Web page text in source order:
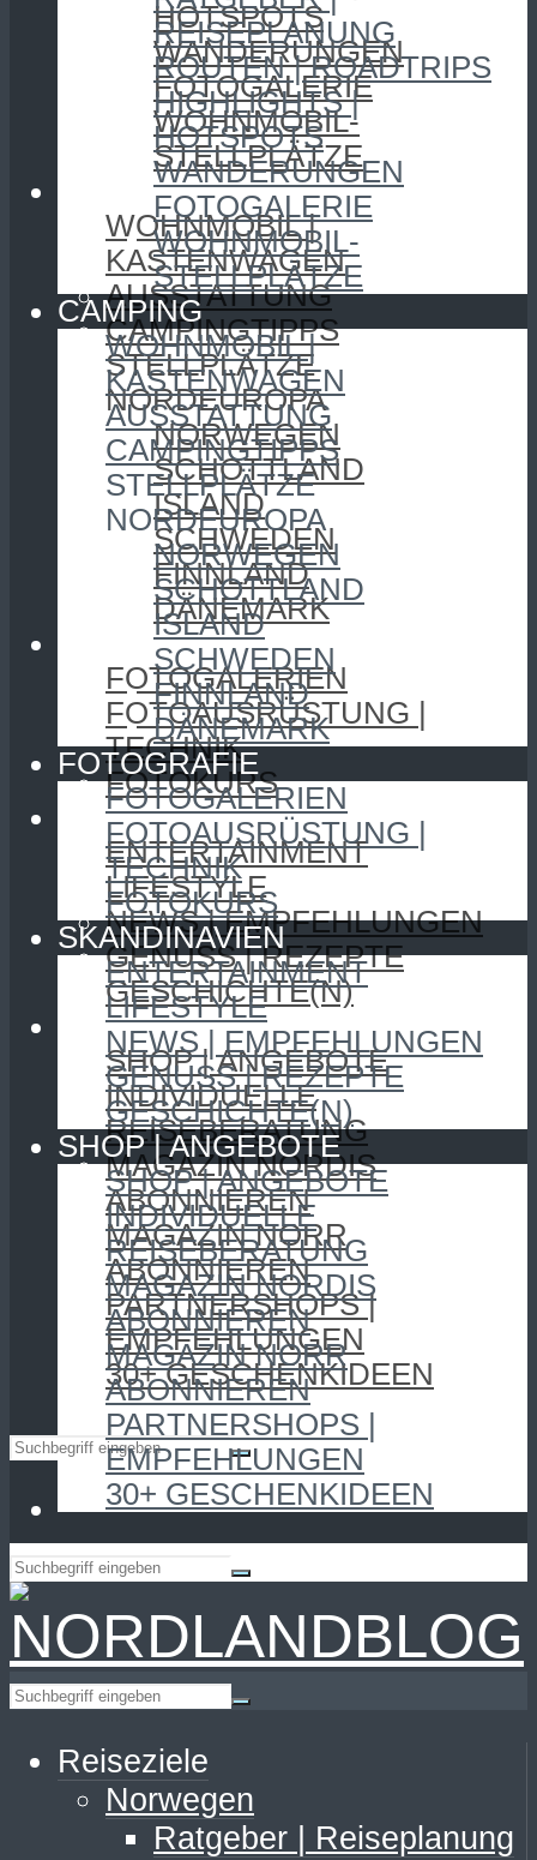
HOTSPOTS
WANDERUNGEN
FOTOGALERIE
WOHNMOBIL-
STELLPLÄTZE
CAMPING
WOHNMOBIL |
KASTENWAGEN
AUSSTATTUNG
CAMPINGTIPPS
STELLPLÄTZE
NORDEUROPA
NORWEGEN
SCHOTTLAND
ISLAND
SCHWEDEN
FINNLAND
DÄNEMARK
FOTOGRAFIE
FOTOGALERIEN
FOTOAUSRÜSTUNG |
TECHNIK
FOTOKURS
SKANDINAVIEN
ENTERTAINMENT
LIFESTYLE
NEWS | EMPFEHLUNGEN
GENUSS | REZEPTE
GESCHICHTE(N)
SHOP | ANGEBOTE
SHOP | ANGEBOTE
INDIVIDUELLE
REISEBERATUNG
MAGAZIN NORDIS
ABONNIEREN
MAGAZIN NORR
ABONNIEREN
PARTNERSHOPS |
EMPFEHLUNGEN
30+ GESCHENKIDEEN
REISEPLANUNG
ROUTEN | ROADTRIPS
HIGHLIGHTS |
HOTSPOTS
WANDERUNGEN
FOTOGALERIE
WOHNMOBIL-
STELLPLÄTZE
CAMPING
WOHNMOBIL |
KASTENWAGEN
AUSSTATTUNG
CAMPINGTIPPS
STELLPLÄTZE
NORDEUROPA
NORWEGEN
SCHOTTLAND
ISLAND
SCHWEDEN
FINNLAND
DÄNEMARK
FOTOGRAFIE
FOTOGALERIEN
FOTOAUSRÜSTUNG |
TECHNIK
FOTOKURS
SKANDINAVIEN
ENTERTAINMENT
LIFESTYLE
NEWS | EMPFEHLUNGEN
GENUSS | REZEPTE
GESCHICHTE(N)
SHOP | ANGEBOTE
SHOP | ANGEBOTE
INDIVIDUELLE
REISEBERATUNG
MAGAZIN NORDIS
ABONNIEREN
MAGAZIN NORR
ABONNIEREN
PARTNERSHOPS |
EMPFEHLUNGEN
30+ GESCHENKIDEEN
Reiseziele
Norwegen
Ratgeber | Reiseplanung